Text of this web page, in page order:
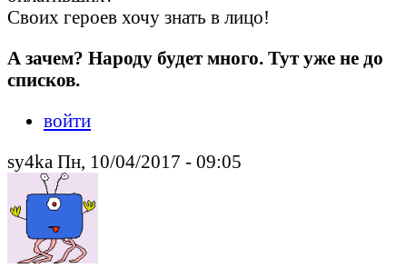
Своих героев хочу знать в лицо!
А зачем? Народу будет много. Тут уже не до
списков.
войти
sy4ka Пн, 10/04/2017 - 09:05